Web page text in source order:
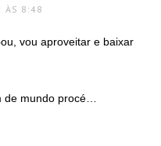
ÀS 8:48
vou aproveitar e baixar
de mundo procé…